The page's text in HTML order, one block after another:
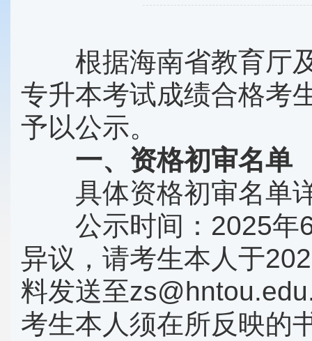
根据海南省教育厅及
专升本考试成绩合格考
予以公示。
一、资格初审名单
具体资格初审名单
公示时间：2025年6
异议，请考生本人于
料发送至
考生本人须在所反映的